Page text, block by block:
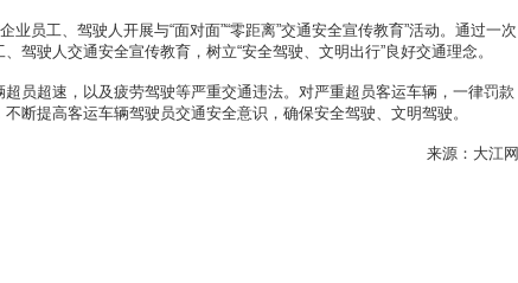
员工、驾驶人开展与“面对面”“零距离”交通安全宣传教育”活动。通过一次
驶人交通安全宣传教育，树立“安全驾驶、文明出行”良好交通理念。
超速，以及疲劳驾驶等严重交通违法。对严重超员客运车辆，一律罚款
断提高客运车辆驾驶员交通安全意识，确保安全驾驶、文明驾驶。
来源：大江网